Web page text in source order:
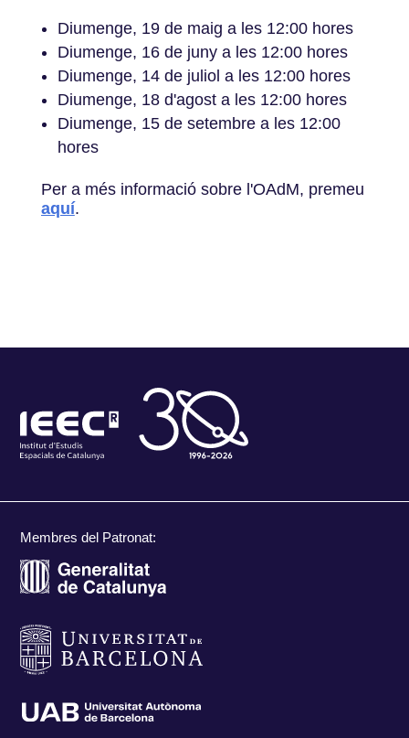
Diumenge, 19 de maig a les 12:00 hores
Diumenge, 16 de juny a les 12:00 hores
Diumenge, 14 de juliol a les 12:00 hores
Diumenge, 18 d'agost a les 12:00 hores
Diumenge, 15 de setembre a les 12:00
hores
Per a més informació sobre l'OAdM, premeu
aquí.
Membres del Patronat: